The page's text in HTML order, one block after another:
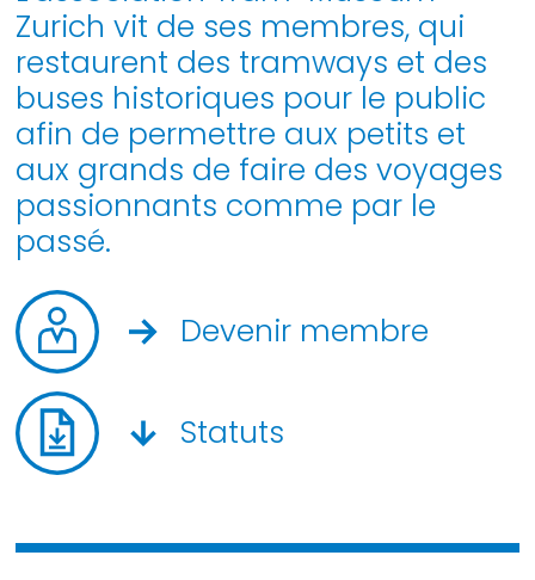
Zurich vit de ses membres, qui
restaurent des tramways et des
buses historiques pour le public
afin de permettre aux petits et
aux grands de faire des voyages
passionnants comme par le
passé.
Devenir membre
Statuts